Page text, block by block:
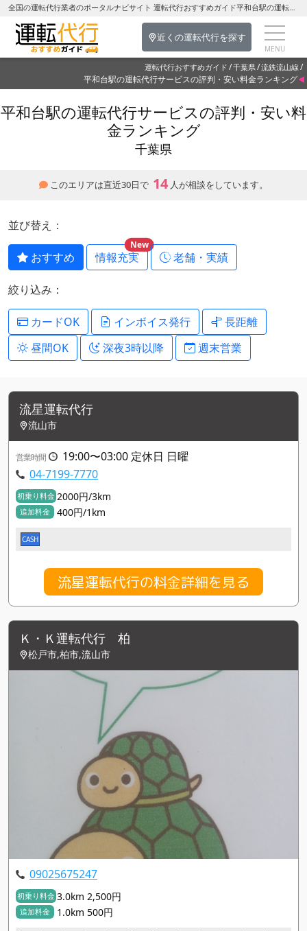
全国の運転代行業者のポータルナビサイト 運転代行おすすめガイド平和台駅の運転代行を探す-千葉県の運転代行
近くの運転代行を探す
運転代行おすすめガイド 千葉県 流鉄流山線
平和台駅の運転代行サービスの評判・安い料金ランキング
平和台駅の運転代行サービスの評判・安い料
金ランキング
千葉県
このエリアは直近30日で 14 人が相談をしています。
並び替え：
おすすめ 情報充実
New
老舗・実績
絞り込み：
カードOK インボイス発行
長距離
昼間OK
深夜3時以降 週末営業
流星運転代行
流山市
営業時間
19:00〜03:00 定休日 日曜
04-7199-7770
初乗り料金 2000円/3km
追加料金 400円/1km
CASH
流星運転代行の料金詳細を見る
Ｋ・Ｋ運転代行 柏
松戸市,柏市,流山市
09025675247
初乗り料金 3.0km 2,500円
追加料金 1.0km 500円